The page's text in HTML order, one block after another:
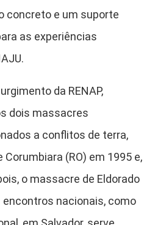
concreto e um suporte
as experiências
da RENAP,
dois massacres
a conflitos de terra,
(RO) em 1995 e,
o massacre de Eldorado
encontros nacionais, como